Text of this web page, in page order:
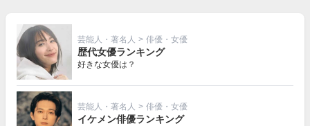
芸能人・著名人 > 俳優・女優
歴代女優ランキング
好きな女優は？
芸能人・著名人 > 俳優・女優
イケメン俳優ランキング